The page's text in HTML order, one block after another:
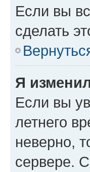
Если вы
сделать
Я
Если вы
летнего
неверно,
сервере.